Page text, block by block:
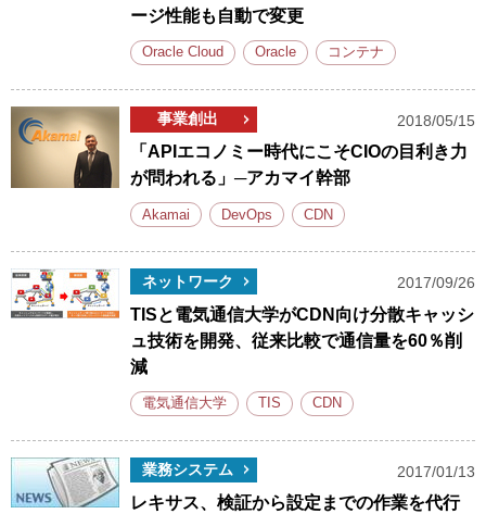
ージ性能も自動で変更
Oracle Cloud Oracle コンテナ
事業創出 2018/05/15
「APIエコノミー時代にこそCIOの目利き力
が問われる」─アカマイ幹部
Akamai DevOps CDN
ネットワーク 2017/09/26
TISと電気通信大学がCDN向け分散キャッシ
ュ技術を開発、従来比較で通信量を60％削
減
電気通信大学 TIS CDN
業務システム 2017/01/13
レキサス、検証から設定までの作業を代行